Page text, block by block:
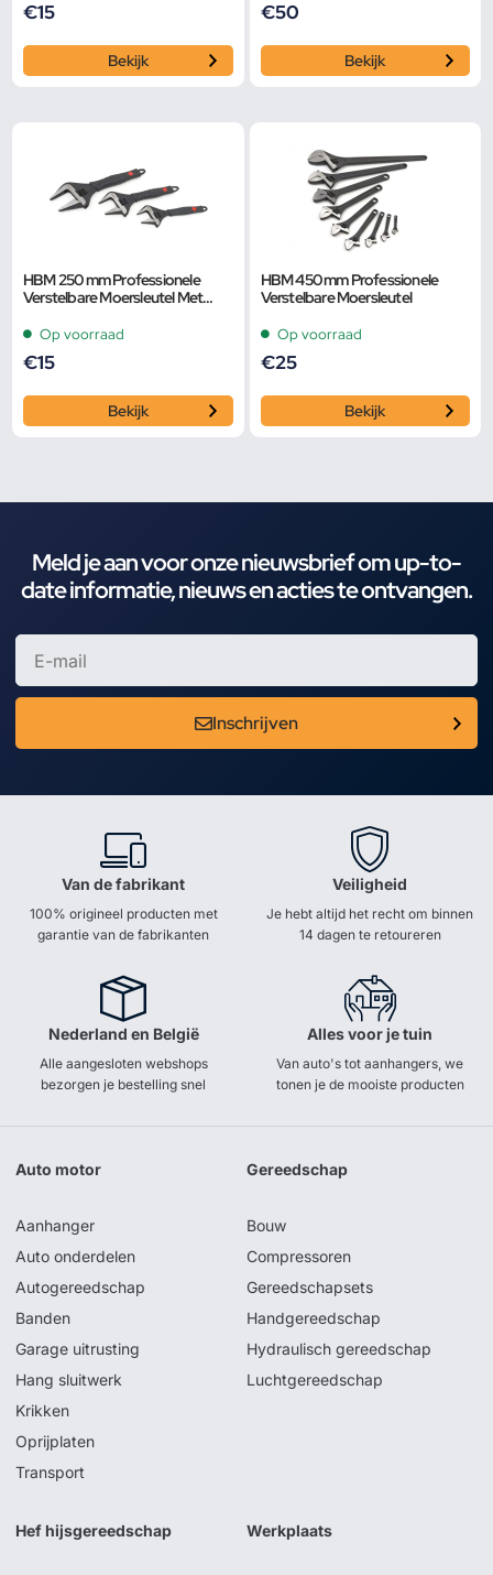
€15
Bekijk
€50
Bekijk
HBM 250 mm Professionele
Verstelbare Moersleutel Met
Smalle Bek
Op voorraad
€15
Bekijk
HBM 450 mm Professionele
Verstelbare Moersleutel
Op voorraad
€25
Bekijk
Meld je aan voor onze nieuwsbrief om up-to-
date informatie, nieuws en acties te ontvangen.
Inschrijven
Van de fabrikant
100% origineel producten met
garantie van de fabrikanten
Veiligheid
Je hebt altijd het recht om binnen
14 dagen te retoureren
Nederland en België
Alle aangesloten webshops
bezorgen je bestelling snel
Alles voor je tuin
Van auto's tot aanhangers, we
tonen je de mooiste producten
Auto motor
Aanhanger
Auto onderdelen
Autogereedschap
Banden
Garage uitrusting
Hang sluitwerk
Krikken
Oprijplaten
Transport
Gereedschap
Bouw
Compressoren
Gereedschapsets
Handgereedschap
Hydraulisch gereedschap
Luchtgereedschap
Hef hijsgereedschap Werkplaats